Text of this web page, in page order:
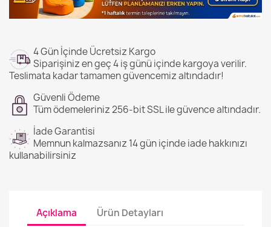
4 Gün İçinde Ücretsiz Kargo
Siparişiniz en geç 4 iş günü içinde kargoya verilir.
Teslimata kadar tamamen güvencemiz altındadır!
Güvenli Ödeme
Tüm ödemeleriniz 256-bit SSL ile güvence altındadır.
İade Garantisi
Memnun kalmazsanız 14 gün içinde iade hakkınızı
kullanabilirsiniz
Açıklama Ürün Detayları